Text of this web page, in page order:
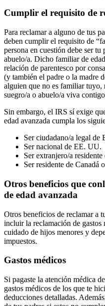
Cumplir el requisito de
Para reclamar a alguno de tus
deben cumplir el requisito de
persona en cuestión debe ser
abuelo/a. Dicho familiar de
relación de parentesco por
(y también el padre o la madre
alguien que no es familiar tuyo,
suegro/a o abuelo/a viva
Sin embargo, el IRS sí exige
edad avanzada cumpla los
Ser ciudadano/a legal de
Ser nacional de EE. UU.
Ser extranjero/a
Ser residente de Canadá
Otros beneficios que
de edad avanzada
Otros beneficios de reclamar a
incluir la reclamación de
cuidado de hijos menores y
impuestos.
Gastos médicos
Si pagaste la atención médica
gastos médicos de los que te
deducciones detalladas.